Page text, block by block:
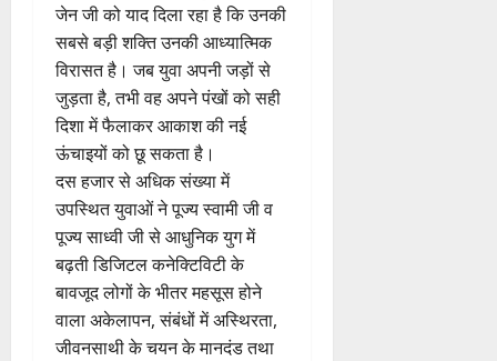
जेन जी को याद दिला रहा है कि उनकी
सबसे बड़ी शक्ति उनकी आध्यात्मिक
विरासत है। जब युवा अपनी जड़ों से
जुड़ता है, तभी वह अपने पंखों को सही
दिशा में फैलाकर आकाश की नई
ऊंचाइयों को छू सकता है।
दस हजार से अधिक संख्या में
उपस्थित युवाओं ने पूज्य स्वामी जी व
पूज्य साध्वी जी से आधुनिक युग में
बढ़ती डिजिटल कनेक्टिविटी के
बावजूद लोगों के भीतर महसूस होने
वाला अकेलापन, संबंधों में अस्थिरता,
जीवनसाथी के चयन के मानदंड तथा